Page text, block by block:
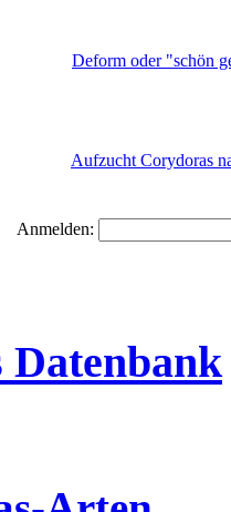
Deform oder "schön
Aufzucht Corydoras
Anmelden:
Datenbank